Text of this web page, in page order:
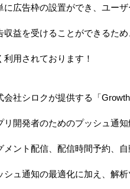
に広告枠の設置ができ、ユー
収益を受けることができるた
利用されております！
会社シロクが提供する 「
リ開発者のためのプッシュ通知
メント配信、配信時間予約、
シュ通知の最適化に加え、解